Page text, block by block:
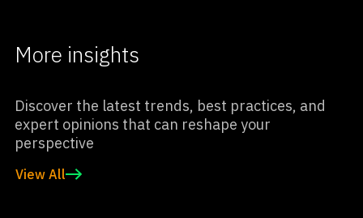
More insights
Discover the latest trends, best practices, and
expert opinions that can reshape your
perspective
View All